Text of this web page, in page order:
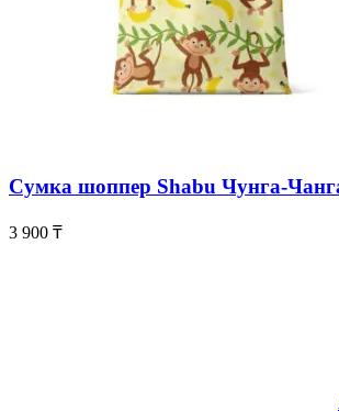
Сумка шоппер Shabu Чунга-
3 900 ₸